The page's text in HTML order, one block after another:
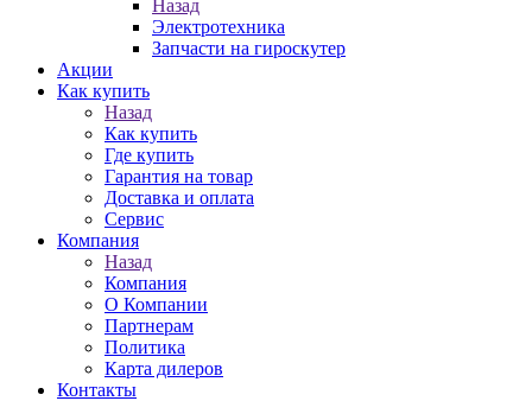
Назад
Электротехника
Запчасти на гироскутер
Акции
Как купить
Назад
Как купить
Где купить
Гарантия на товар
Доставка и оплата
Сервис
Компания
Назад
Компания
О Компании
Партнерам
Политика
Карта дилеров
Контакты